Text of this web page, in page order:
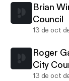
Brian
Council
13 de oct
Roger
City
13 de oct